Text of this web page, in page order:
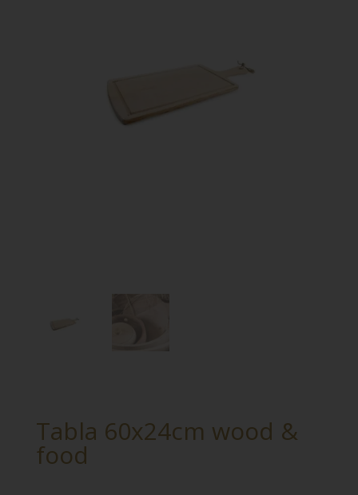
Tabla 60x24cm wood &
food